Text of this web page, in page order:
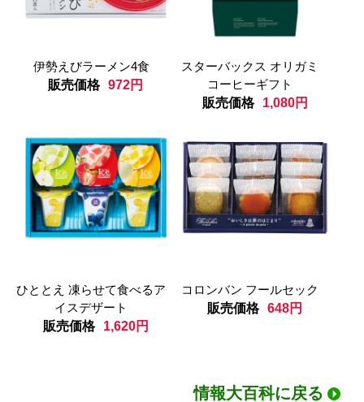
伊勢えびラーメン4食
販売価格 972円
スターバックス オリガミ
コーヒーギフト
販売価格
1,080円
ひととえ 凍らせて食べるア
イスデザート
販売価格
1,620円
コロンバン フールセック
販売価格 648円
情報大百科に戻る